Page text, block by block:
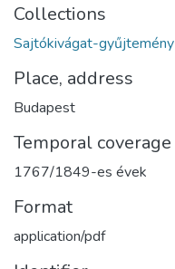
Collections
Sajtókivágat-gyűjtemény
Place, address
Budapest
Temporal coverage
1767/1849-es évek
Format
application/pdf